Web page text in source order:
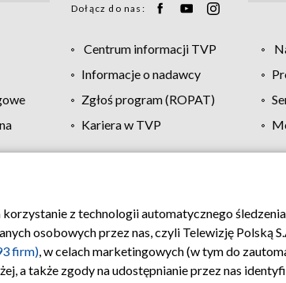
Dołącz do nas:
Centrum informacji TVP
Informacje o nadawcy
Zgłoś program (ROPAT)
Kariera w TVP
prywatności Moje zgody Pomoc
z technologii automatycznego
osobowych przez nas, czyli Telewizję Polską
firm), w celach marketingowych (w tym do
a także zgody na udostępnianie przez nas